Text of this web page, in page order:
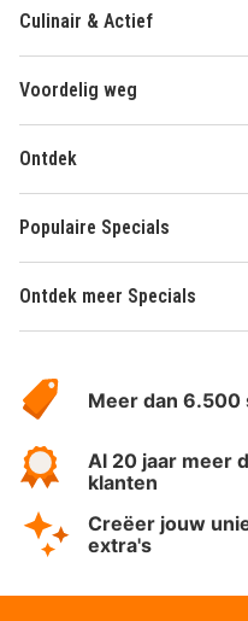
Culinair & Actief
Voordelig weg
Ontdek
Populaire Specials
Ontdek meer Specials
HotelSpecials
Meer dan 6.500
Al 20 jaar meer
klanten
Creëer jouw
extra's